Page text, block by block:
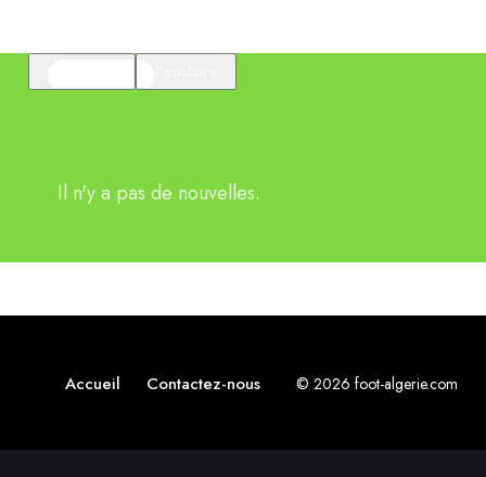
Il n'y a pas de nouvelles.
Accueil Contactez-nous © 2026 foot-algerie.com